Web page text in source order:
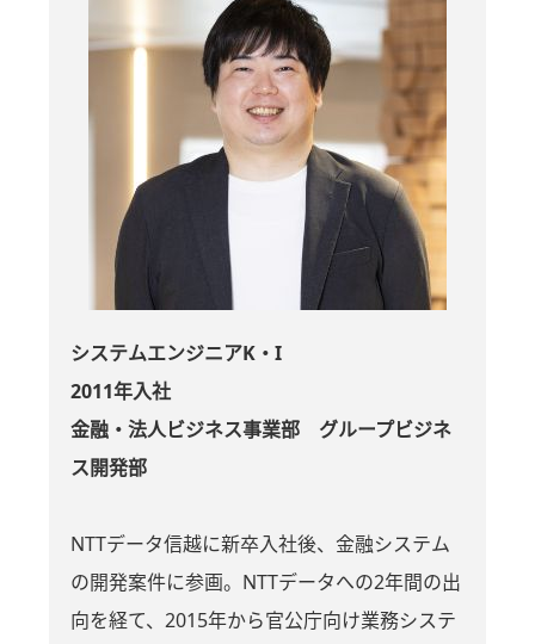
システムエンジニアK・I
2011年入社
金融・法人ビジネス事業部 グループビジネ
ス開発部
NTTデータ信越に新卒入社後、金融システム
の開発案件に参画。NTTデータへの2年間の出
向を経て、2015年から官公庁向け業務システ